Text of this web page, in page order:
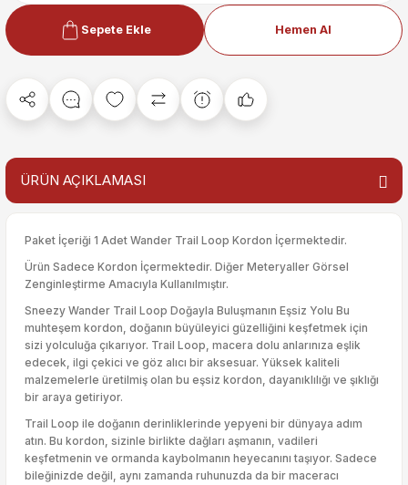
Sepete Ekle Hemen Al
ÜRÜN AÇIKLAMASI
Paket İçeriği 1 Adet Wander Trail Loop Kordon İçermektedir.
Ürün Sadece Kordon İçermektedir. Diğer Meteryaller Görsel
Zenginleştirme Amacıyla Kullanılmıştır.
Sneezy Wander Trail Loop Doğayla Buluşmanın Eşsiz Yolu Bu
muhteşem kordon, doğanın büyüleyici güzelliğini keşfetmek için
sizi yolculuğa çıkarıyor. Trail Loop, macera dolu anlarınıza eşlik
edecek, ilgi çekici ve göz alıcı bir aksesuar. Yüksek kaliteli
malzemelerle üretilmiş olan bu eşsiz kordon, dayanıklılığı ve şıklığı
bir araya getiriyor.
Trail Loop ile doğanın derinliklerinde yepyeni bir dünyaya adım
atın. Bu kordon, sizinle birlikte dağları aşmanın, vadileri
keşfetmenin ve ormanda kaybolmanın heyecanını taşıyor. Sadece
bileğinizde değil, aynı zamanda ruhunuzda da bir maceracı